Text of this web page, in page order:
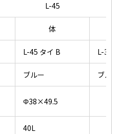
L-45
体
L-45 タイ B L-35/
ブルー ブルー
Φ38×49.5
40L